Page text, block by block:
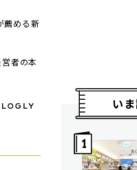
薦める新
者の本
い